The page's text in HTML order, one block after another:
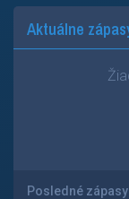
Aktuálne
Posledné zápasy